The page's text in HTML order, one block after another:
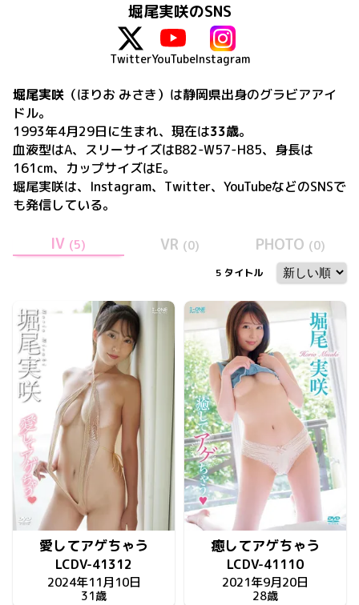
堀尾実咲のSNS
TwitterYouTubeInstagram
堀尾実咲 （ほりお みさき） は静岡県出身のグラビアアイ
ドル。
1993年4月29日に生まれ、現在は33歳。
血液型はA、スリーサイズはB82-W57-H85、身長は
161cm、カップサイズはE。
堀尾実咲は、 Instagram、Twitter、YouTubeなどのSNSで
も発信している。
IV (5) VR (0) PHOTO (0)
5 タイトル
愛してアゲちゃう
LCDV-41312
2024年11月10日
31歳
癒してアゲちゃう
LCDV-41110
2021年9月20日
28歳